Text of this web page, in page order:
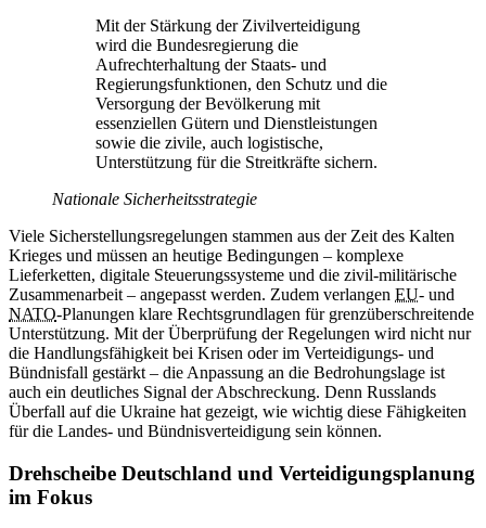
Mit der Stärkung der Zivilverteidigung
wird die Bundesregierung die
Aufrechterhaltung der Staats- und
Regierungsfunktionen, den Schutz und die
Versorgung der Bevölkerung mit
essenziellen Gütern und Dienstleistungen
sowie die zivile, auch logistische,
Unterstützung für die Streitkräfte sichern.
Nationale Sicherheitsstrategie
Viele Sicherstellungsregelungen stammen aus der Zeit des Kalten
Krieges und müssen an heutige Bedingungen – komplexe
Lieferketten, digitale Steuerungssysteme und die zivil-militärische
Zusammenarbeit – angepasst werden. Zudem verlangen EU- und
NATO-Planungen klare Rechtsgrundlagen für grenzüberschreitende
Unterstützung. Mit der Überprüfung der Regelungen wird nicht nur
die Handlungsfähigkeit bei Krisen oder im Verteidigungs- und
Bündnisfall gestärkt – die Anpassung an die Bedrohungslage ist
auch ein deutliches Signal der Abschreckung. Denn Russlands
Überfall auf die Ukraine hat gezeigt, wie wichtig diese Fähigkeiten
für die Landes- und Bündnisverteidigung sein können.
Drehscheibe Deutschland und Verteidigungsplanung
im Fokus